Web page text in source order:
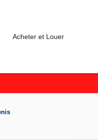
Acheter et Louer